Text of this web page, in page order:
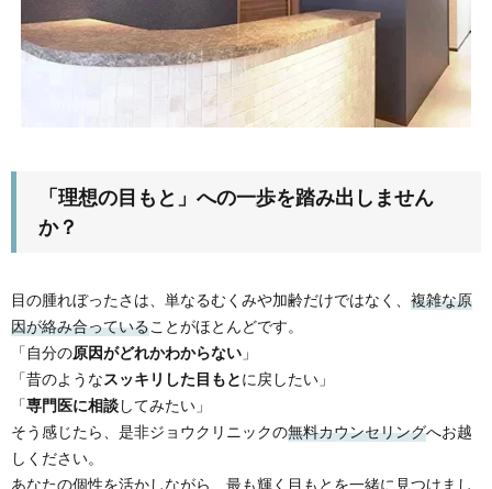
「理想の目もと」への一歩を踏み出しません
か？
目の腫れぼったさは、単なるむくみや加齢だけではなく、 複雑な原
因が絡み合っていることがほとんどです。
「自分の原因がどれかわからない 」
「昔のようなスッキリした目もとに戻したい」
「専門医に相談してみたい」
そう感じたら、是非ジョウクリニックの無料カウンセリングへお越
しください。
あなたの個性を活かしながら、最も輝く目もとを一緒に見つけまし